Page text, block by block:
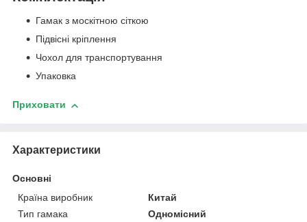
Гамак з москітною сіткою
Підвісні кріплення
Чохол для транспортування
Упаковка
Приховати
Характеристики
Основні
Країна виробник
Китай
Тип гамака
Одномісний